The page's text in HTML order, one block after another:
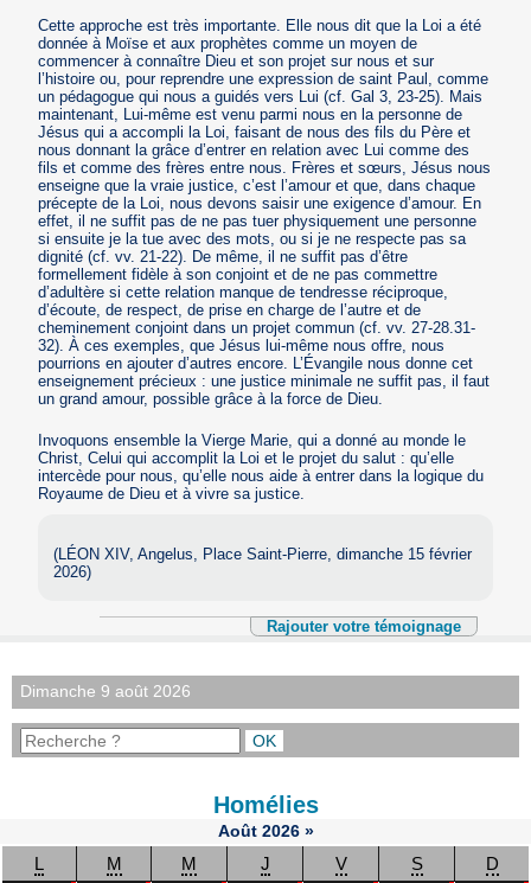
Cette approche est très importante. Elle nous dit que la Loi a été
donnée à Moïse et aux prophètes comme un moyen de
commencer à connaître Dieu et son projet sur nous et sur
l’histoire ou, pour reprendre une expression de saint Paul, comme
un pédagogue qui nous a guidés vers Lui (cf. Gal 3, 23-25). Mais
maintenant, Lui-même est venu parmi nous en la personne de
Jésus qui a accompli la Loi, faisant de nous des fils du Père et
nous donnant la grâce d’entrer en relation avec Lui comme des
fils et comme des frères entre nous. Frères et sœurs, Jésus nous
enseigne que la vraie justice, c’est l’amour et que, dans chaque
précepte de la Loi, nous devons saisir une exigence d’amour. En
effet, il ne suffit pas de ne pas tuer physiquement une personne
si ensuite je la tue avec des mots, ou si je ne respecte pas sa
dignité (cf. vv. 21-22). De même, il ne suffit pas d’être
formellement fidèle à son conjoint et de ne pas commettre
d’adultère si cette relation manque de tendresse réciproque,
d’écoute, de respect, de prise en charge de l’autre et de
cheminement conjoint dans un projet commun (cf. vv. 27-28.31-
32). À ces exemples, que Jésus lui-même nous offre, nous
pourrions en ajouter d’autres encore. L’Évangile nous donne cet
enseignement précieux : une justice minimale ne suffit pas, il faut
un grand amour, possible grâce à la force de Dieu.
Invoquons ensemble la Vierge Marie, qui a donné au monde le
Christ, Celui qui accomplit la Loi et le projet du salut : qu’elle
intercède pour nous, qu’elle nous aide à entrer dans la logique du
Royaume de Dieu et à vivre sa justice.
(LÉON XIV, Angelus, Place Saint-Pierre, dimanche 15 février
2026)
Rajouter votre témoignage
Dimanche 9 août 2026
Homélies
Août 2026 »
L M M J V S D